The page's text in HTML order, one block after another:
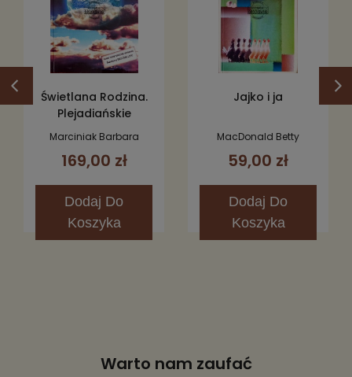
Świetlana Rodzina.
Plejadiańskie
Opowieści i Lekcje
Marciniak Barbara
169,00 zł
Dodaj Do
Koszyka
Jajko i ja
MacDonald Betty
59,00 zł
Dodaj Do
Koszyka
Warto nam zaufać